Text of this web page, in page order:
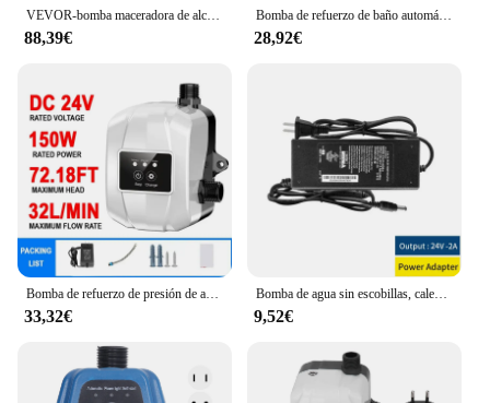
VEVOR-bomba maceradora de alcantarillado, sumidero con 3 entradas de agua para inodoro, ducha, bañera, máquina de eliminación de aguas residuales
88,39€
Bomba de refuerzo de baño automática, 240W, 24V, IP56, impermeable, controlador de presión de grifo de ducha, calentador de agua doméstico, aumento de frío
28,92€
Bomba de refuerzo de presión de agua para el hogar, dispositivo de recirculación de agua silenciosa, 150W, 24V
33,32€
Bomba de agua sin escobillas, calentador de agua Solar de 4 puntos de rosca, súper silencioso, Ciclo de ducha, IP68, CC de 12V y 24V
9,52€